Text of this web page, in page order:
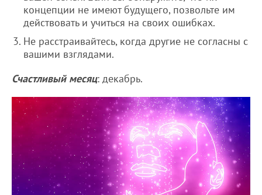
концепции не имеют будущего, позвольте им
действовать и учиться на своих ошибках.
Не расстраивайтесь, когда другие не согласны с
вашими взглядами.
Счастливый месяц: декабрь.